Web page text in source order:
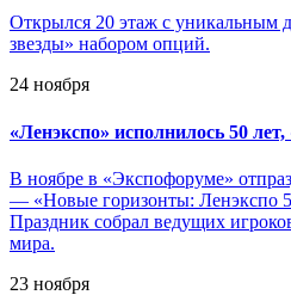
Открылся 20 этаж с уникальным
звезды» набором опций.
24 ноября
«Ленэкспо» исполнилось 50
В ноябре в «Экспофоруме»
— «Новые горизонты: Ленэкспо
Праздник собрал ведущих
мира.
23 ноября